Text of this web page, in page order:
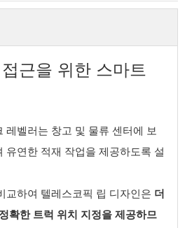
근을 위한 스마트
레벨러는 창고 및 물류 센터에 보
유연한 적재 작업을 제공하도록 설
교하여 텔레스코픽 립 디자인은 더
확한 트럭 위치 지정을 제공하므